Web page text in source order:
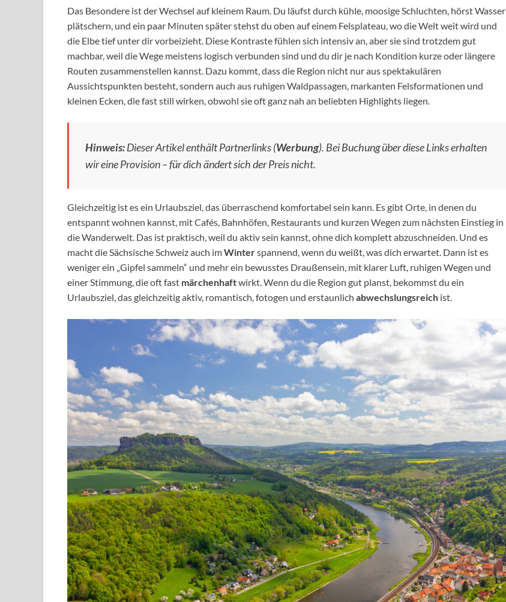
Das Besondere ist der Wechsel auf kleinem Raum. Du läufst durch kühle, moosige Schluchten, hörst Wasser
plätschern, und ein paar Minuten später stehst du oben auf einem Felsplateau, wo die Welt weit wird und
die Elbe tief unter dir vorbeizieht. Diese Kontraste fühlen sich intensiv an, aber sie sind trotzdem gut
machbar, weil die Wege meistens logisch verbunden sind und du dir je nach Kondition kurze oder längere
Routen zusammenstellen kannst. Dazu kommt, dass die Region nicht nur aus spektakulären
Aussichtspunkten besteht, sondern auch aus ruhigen Waldpassagen, markanten Felsformationen und
kleinen Ecken, die fast still wirken, obwohl sie oft ganz nah an beliebten Highlights liegen.
Hinweis:Dieser Artikel enthält Partnerlinks (Werbung). Bei Buchung über diese Links erhalten
wir eine Provision – für dich ändert sich der Preis nicht.
Gleichzeitig ist es ein Urlaubsziel, das überraschend komfortabel sein kann. Es gibt Orte, in denen du
entspannt wohnen kannst, mit Cafés, Bahnhöfen, Restaurants und kurzen Wegen zum nächsten Einstieg in
die Wanderwelt. Das ist praktisch, weil du aktiv sein kannst, ohne dich komplett abzuschneiden. Und es
macht die Sächsische Schweiz auch imWinterspannend, wenn du weißt, was dich erwartet. Dann ist es
weniger ein „Gipfel sammeln“ und mehr ein bewusstes Draußensein, mit klarer Luft, ruhigen Wegen und
einer Stimmung, die oft fast märchenhaftwirkt. Wenn du die Region gut planst, bekommst du ein
Urlaubsziel, das gleichzeitig aktiv, romantisch, fotogen und erstaunlich abwechslungsreich ist.